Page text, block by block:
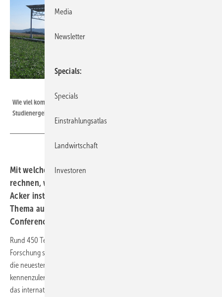
Wie viel kommt am Ende heraus: Auf der Agri-PV-Konferenz wurden die
Studienergebnisse kontrovers diskutiert.
Mit welchen Ertragsgewinnen können Landwirte
rechnen, wenn sie zusätzlich eine Solaranlage auf ihrem
Acker installieren. Unter anderem dies war ein zentrales
Thema auf der diesjährigen Agrivoltaics World
Conference in Freiburg.
Rund 450 Teilnehmer aus der Solarindustrie, Landwirtschaft und
Forschung sind in das sonnige Freiburg im Breisgau gekommen, um
die neuesten Entwicklungen rund um die Agriphotovoltaik
kennenzulernen. Bereits zum sechsten Mal organisiert Connexio-PSE
das internationale Agri-PV-Treffen – in diesem Jahr in der
Media
Newsletter
Specials
Specials
Einstrahlungsatlas
Landwirtschaft
Investoren